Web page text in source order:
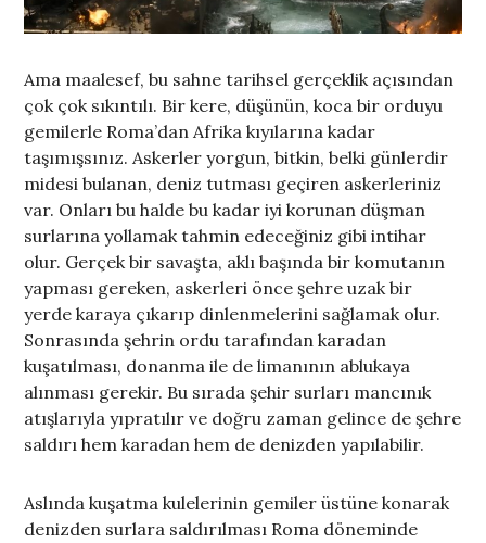
Ama maalesef, bu sahne tarihsel gerçeklik açısından
çok çok sıkıntılı. Bir kere, düşünün, koca bir orduyu
gemilerle Roma’dan Afrika kıyılarına kadar
taşımışsınız. Askerler yorgun, bitkin, belki günlerdir
midesi bulanan, deniz tutması geçiren askerleriniz
var. Onları bu halde bu kadar iyi korunan düşman
surlarına yollamak tahmin edeceğiniz gibi intihar
olur. Gerçek bir savaşta, aklı başında bir komutanın
yapması gereken, askerleri önce şehre uzak bir
yerde karaya çıkarıp dinlenmelerini sağlamak olur.
Sonrasında şehrin ordu tarafından karadan
kuşatılması, donanma ile de limanının ablukaya
alınması gerekir. Bu sırada şehir surları mancınık
atışlarıyla yıpratılır ve doğru zaman gelince de şehre
saldırı hem karadan hem de denizden yapılabilir.
Aslında kuşatma kulelerinin gemiler üstüne konarak
denizden surlara saldırılması Roma döneminde